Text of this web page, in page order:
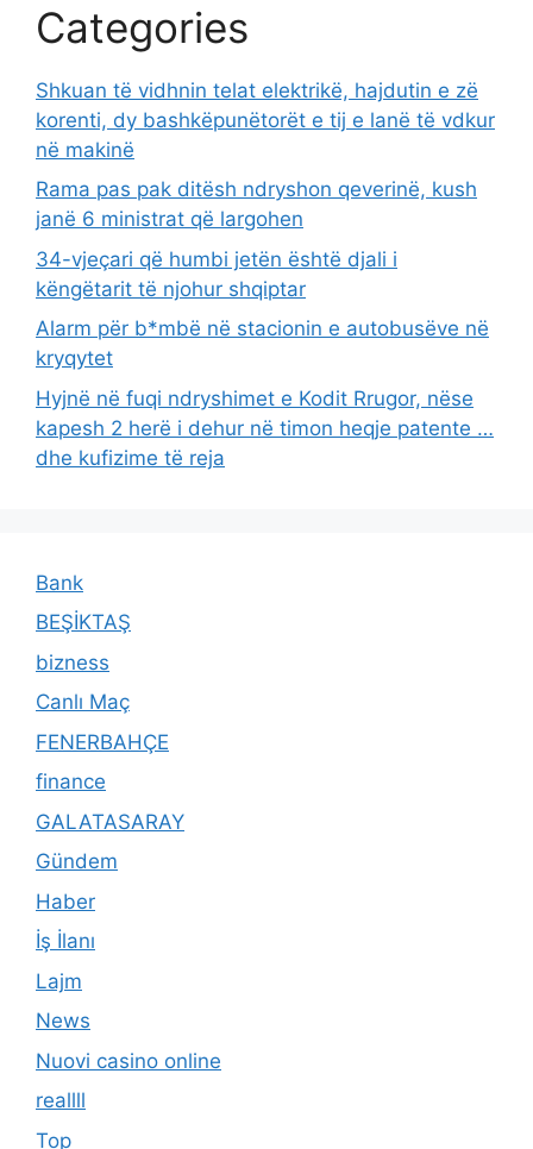
Categories
Shkuan të vidhnin telat elektrikë, hajdutin e zë
korenti, dy bashkëpunëtorët e tij e lanë të vdkur
në makinë
Rama pas pak ditësh ndryshon qeverinë, kush
janë 6 ministrat që largohen
34-vjeçari që humbi jetën është djali i
këngëtarit të njohur shqiptar
Alarm për b*mbë në stacionin e autobusëve në
kryqytet
Hyjnë në fuqi ndryshimet e Kodit Rrugor, nëse
kapesh 2 herë i dehur në timon heqje patente …
dhe kufizime të reja
Bank
BEŞİKTAŞ
bizness
Canlı Maç
FENERBAHÇE
finance
GALATASARAY
Gündem
Haber
İş İlanı
Lajm
News
Nuovi casino online
reallll
Top